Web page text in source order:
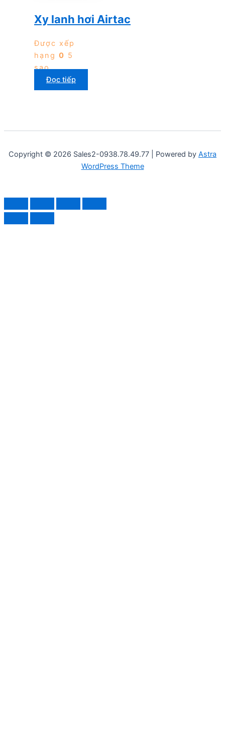
Xy lanh hơi Airtac
Được xếp
hạng 0 5
sao
Đọc tiếp
Copyright © 2026 Sales2-0938.78.49.77 | Powered by Astra
WordPress Theme